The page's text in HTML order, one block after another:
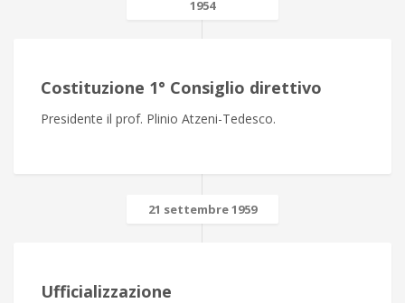
1954
Costituzione 1° Consiglio direttivo
Presidente il prof. Plinio Atzeni-Tedesco.
21 settembre 1959
Ufficializzazione